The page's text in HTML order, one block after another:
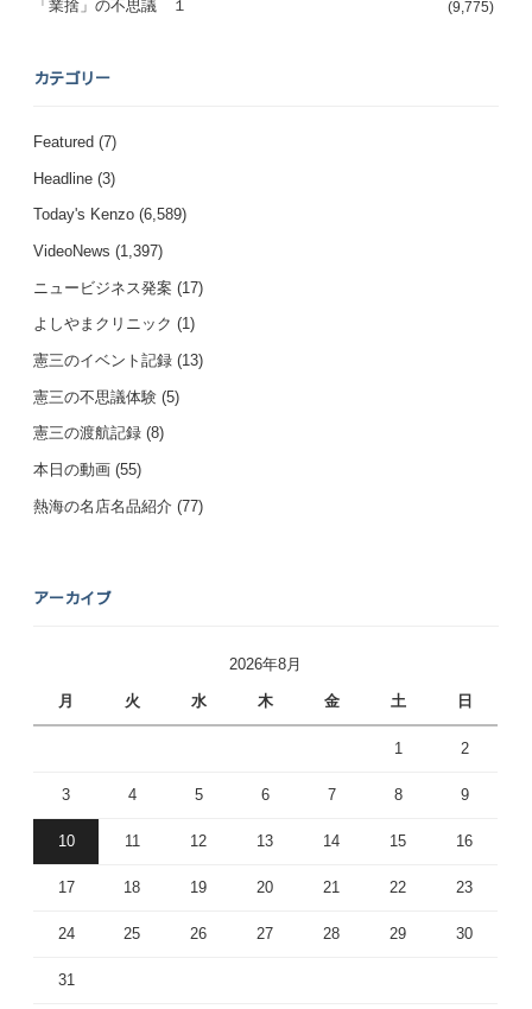
「業捨」の不思議 １ (9,775)
カテゴリー
Featured (7)
Headline (3)
Today's Kenzo (6,589)
VideoNews (1,397)
ニュービジネス発案 (17)
よしやまクリニック (1)
憲三のイベント記録 (13)
憲三の不思議体験 (5)
憲三の渡航記録 (8)
本日の動画 (55)
熱海の名店名品紹介 (77)
アーカイブ
2026年8月
月 火 水 木 金 土 日
1 2
3 4 5 6 7 8 9
10 11 12 13 14 15 16
17 18 19 20 21 22 23
24 25 26 27 28 29 30
31